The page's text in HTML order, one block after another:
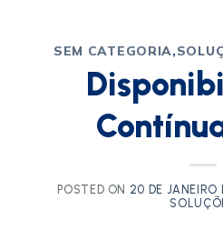
SEM CATEGORIA,
POSTED ON 20 DE JANEIRO